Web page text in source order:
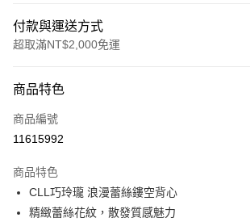
付款與運送方式
超取滿NT$2,000免運
信用卡一次付款
信用卡分期付款
合作金庫商業銀行
華南商業銀行
上海商業儲蓄銀行
超商取貨付款
LINE Pay
商品特色
商品編號
11615992
商品特色
CLL巧玲瓏 浪漫蕾絲鏤空背心
精緻蕾絲花紋，散發質感魅力